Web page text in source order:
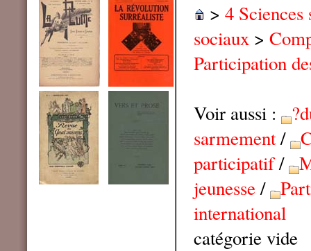
> 4 Sciences
sociaux >
Participation
Voir aussi :
sarmement/
participatif/
jeunesse/
international
catégorie vide